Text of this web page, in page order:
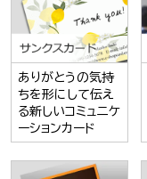
ありがとうの気持
ちを形にして伝え
る新しいコミュニケ
ーションカード